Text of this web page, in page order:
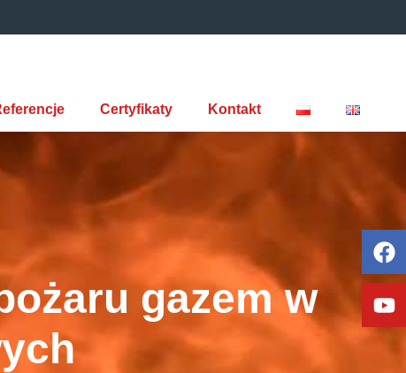
Certyfikaty Kontakt
gazem w